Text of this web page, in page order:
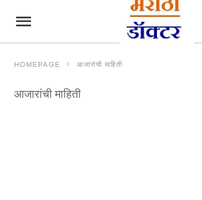
HOMEPAGE आजारांची माहिती
आजारांची माहिती